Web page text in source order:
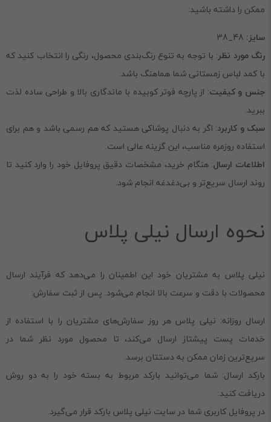
ممکن را داشته باشید:
سایز:
رنگ مورد نظر: با توجه به تنوع رنگ‌بندی محصول، رنگی را انتخاب کنید که
با کمد لباس زمستانی شما هماهنگ باشد.
جنس و کیفیت: از پارچه فوتر کوبیده با ماندگاری بالا و طراحی ساده لذت
ببرید.
سبک و کاربرد: اگر به دنبال پوشاکی هستید که هم رسمی باشد و هم برای
استفاده روزمره مناسب، این گزینه عالی است.
اطلاعات ارسال: هنگام خرید، مشخصات دقیق پروفایل خود را وارد کنید تا
روند ارسال سریع‌تر و بی‌دغدغه انجام شود.
نحوه ارسال نیلی پلاس
نیلی پلاس به مشتریان خود این اطمینان را می‌دهد که فرآیند ارسال
محصولات با دقت و سرعت بالا انجام می‌شود. پس از ثبت سفارش:
ارسال روزانه: نیلی پلاس هر روز سفارش‌های مشتریان را با استفاده از
خدمات پست پیشتاز ارسال می‌کند، تا محصول مورد نظر شما در
سریع‌ترین زمان ممکن به دستتان برسد.
بارکد ارسال: شما می‌توانید بارکد مربوط به بسته خود را به دو روش
دریافت کنید:
در پروفایل کاربری شما در سایت نیلی پلاس بارکد قرار می‌گیرد.